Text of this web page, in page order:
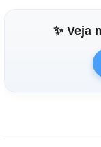
✨ Veja